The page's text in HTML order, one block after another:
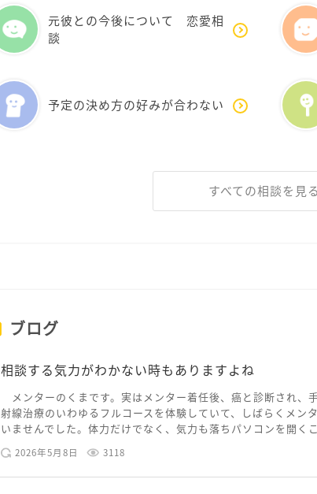
元彼との今後について 恋愛相
談
予定の決め方の好みが合わない
すべての相談を見る
ブログ
相談する気力がわかない時もありますよね
メンターのくまです。実はメンター着任後、癌と診断され、
射線治療のいわゆるフルコースを体験していて、しばらくメン
いませんでした。体力だけでなく、気力も落ちパソコンを開く
2026年5月8日 3118